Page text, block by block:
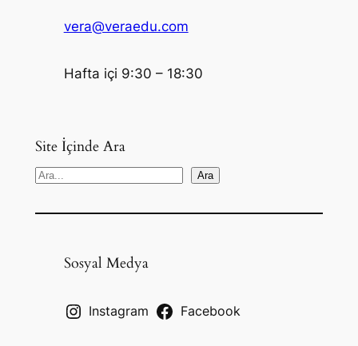
vera@veraedu.com
Hafta içi 9:30 – 18:30
Site İçinde Ara
S
a
Ara
Sosyal Medya
Instagram Facebook